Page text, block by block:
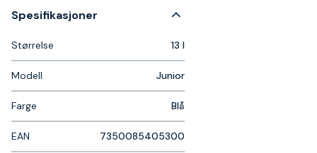
Spesifikasjoner
Størrelse 13 l
Modell Junior
Farge Blå
EAN 7350085405300